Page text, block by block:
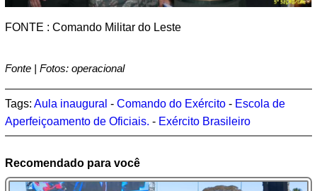
FONTE : Comando Militar do Leste
Fonte | Fotos: operacional
Tags: Aula inaugural - Comando do Exército - Escola de
Aperfeiçoamento de Oficiais. - Exército Brasileiro
Recomendado para você